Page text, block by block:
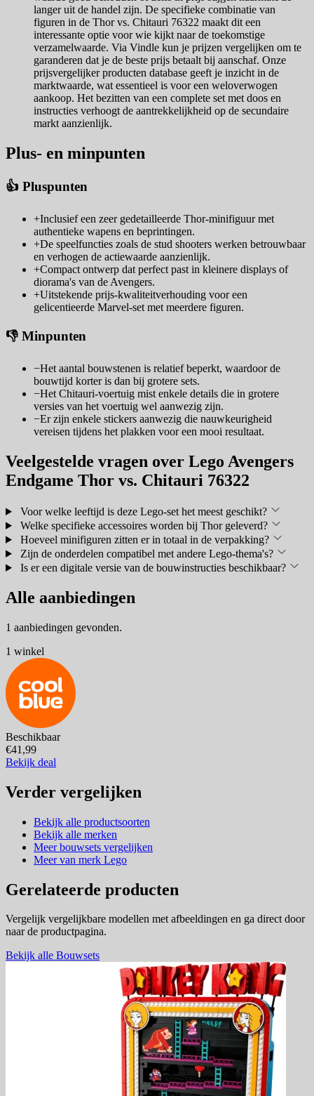
langer uit de handel zijn. De specifieke combinatie van
figuren in de Thor vs. Chitauri 76322 maakt dit een
interessante optie voor wie kijkt naar de toekomstige
verzamelwaarde. Via Vindle kun je prijzen vergelijken om te
garanderen dat je de beste prijs betaalt bij aanschaf. Onze
prijsvergelijker producten database geeft je inzicht in de
marktwaarde, wat essentieel is voor een weloverwogen
aankoop. Het bezitten van een complete set met doos en
instructies verhoogt de aantrekkelijkheid op de secundaire
markt aanzienlijk.
Plus- en minpunten
👍 Pluspunten
+Inclusief een zeer gedetailleerde Thor-minifiguur met
authentieke wapens en beprintingen.
+De speelfuncties zoals de stud shooters werken betrouwbaar
en verhogen de actiewaarde aanzienlijk.
+Compact ontwerp dat perfect past in kleinere displays of
diorama's van de Avengers.
+Uitstekende prijs-kwaliteitverhouding voor een
gelicentieerde Marvel-set met meerdere figuren.
👎 Minpunten
−Het aantal bouwstenen is relatief beperkt, waardoor de
bouwtijd korter is dan bij grotere sets.
−Het Chitauri-voertuig mist enkele details die in grotere
versies van het voertuig wel aanwezig zijn.
−Er zijn enkele stickers aanwezig die nauwkeurigheid
vereisen tijdens het plakken voor een mooi resultaat.
Veelgestelde vragen over Lego Avengers
Endgame Thor vs. Chitauri 76322
Voor welke leeftijd is deze Lego-set het meest geschikt?
Welke specifieke accessoires worden bij Thor geleverd?
Hoeveel minifiguren zitten er in totaal in de verpakking?
Zijn de onderdelen compatibel met andere Lego-thema's?
Is er een digitale versie van de bouwinstructies beschikbaar?
Alle aanbiedingen
1 aanbiedingen gevonden.
1 winkel
Beschikbaar
€41,99
Bekijk deal
Verder vergelijken
Bekijk alle productsoorten
Bekijk alle merken
Meer bouwsets vergelijken
Meer van merk Lego
Gerelateerde producten
Vergelijk vergelijkbare modellen met afbeeldingen en ga direct door
naar de productpagina.
Bekijk alle Bouwsets